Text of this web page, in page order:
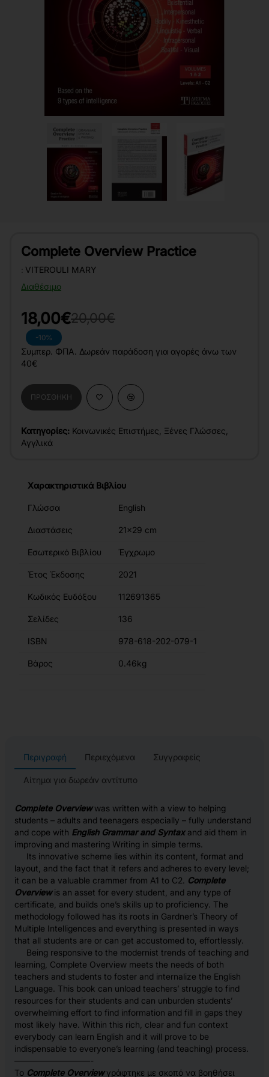
Complete Overview Practice
Διαθέσιμο
: VITEROULI MARY
-10%
18,00€20,00€
Συμπερ. ΦΠΑ. Δωρεάν παράδοση για αγορές άνω των
40€
ΠΡΟΣΘΉΚΗ
Κατηγορίες: Κοινωνικές Επιστήμες Ξένες Γλώσσες
Αγγλικά
Χαρακτηριστικά Βιβλίου
Γλώσσα English
Διαστάσεις 21x29 cm
Εσωτερικό Βιβλίου Έγχρωμο
Έτος Έκδοσης 2021
Κωδικός Ευδόξου 112691365
Σελίδες 136
ISBN 978-618-202-079-1
Βάρος 0.46kg
Περιγραφή Περιεχόμενα Συγγραφείς
Αίτημα για δωρεάν αντίτυπο
Complete Overviewwas written with a view to helping
students – adults and teenagers especially – fully understand
and cope with English Grammar and Syntaxand aid them in
improving and mastering Writing in simple terms.
Its innovative scheme lies within its content, format and
layout, and the fact that it refers and adheres to every level;
it can be a valuable crammer from A1 to C2. Complete
Overviewis an asset for every student, and any type of
certificate, and builds one’s skills up to proficiency. The
methodology followed has its roots in Gardner’s Theory of
Multiple Intelligences and everything is presented in ways
that all students are or can get accustomed to, effortlessly.
Being responsive to the modernist trends of teaching and
learning, Complete Overview meets the needs of both
teachers and students to foster and internalize the English
Language. This book can unload teachers’ struggle to find
resources for their students and can unburden students’
overwhelming effort to find information and fill in gaps they
most likely have. Within this rich, clear and fun context
everybody can learn English and it will prove to be
indispensable to everyone’s learning (and teaching) process.
—————————-
Το Complete Overviewγράφτηκε με σκοπό να βοηθήσει